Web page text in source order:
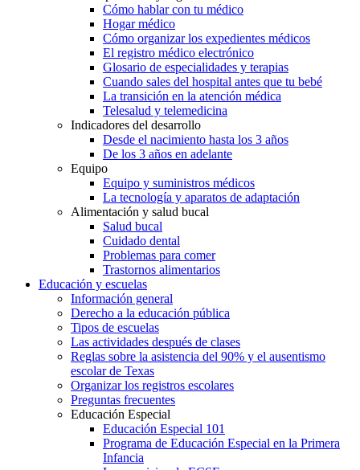
Cómo hablar con tu médico
Hogar médico
Cómo organizar los expedientes médicos
El registro médico electrónico
Glosario de especialidades y terapias
Cuando sales del hospital antes que tu bebé
La transición en la atención médica
Telesalud y telemedicina
Indicadores del desarrollo
Desde el nacimiento hasta los 3 años
De los 3 años en adelante
Equipo
Equipo y suministros médicos
La tecnología y aparatos de adaptación
Alimentación y salud bucal
Salud bucal
Cuidado dental
Problemas para comer
Trastornos alimentarios
Educación y escuelas
Información general
Derecho a la educación pública
Tipos de escuelas
Las actividades después de clases
Reglas sobre la asistencia del 90% y el ausentismo
escolar de Texas
Organizar los registros escolares
Preguntas frecuentes
Educación Especial
Educación Especial 101
Programa de Educación Especial en la Primera
Infancia